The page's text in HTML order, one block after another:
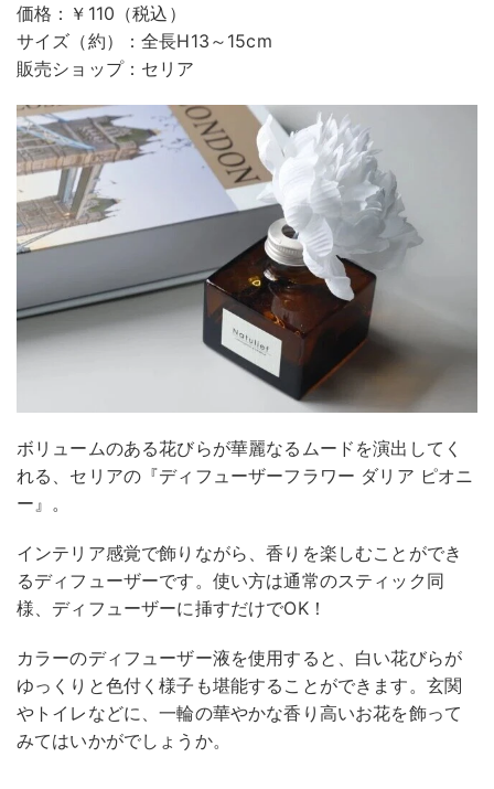
価格：￥110（税込）
サイズ（約）：全長H13～15cm
販売ショップ：セリア
ボリュームのある花びらが華麗なるムードを演出してく
れる、セリアの『ディフューザーフラワー ダリア ピオニ
ー』。
インテリア感覚で飾りながら、香りを楽しむことができ
るディフューザーです。使い方は通常のスティック同
様、ディフューザーに挿すだけでOK！
カラーのディフューザー液を使用すると、白い花びらが
ゆっくりと色付く様子も堪能することができます。玄関
やトイレなどに、一輪の華やかな香り高いお花を飾って
みてはいかがでしょうか。